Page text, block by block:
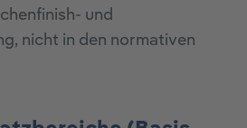
und
nicht in den normativen